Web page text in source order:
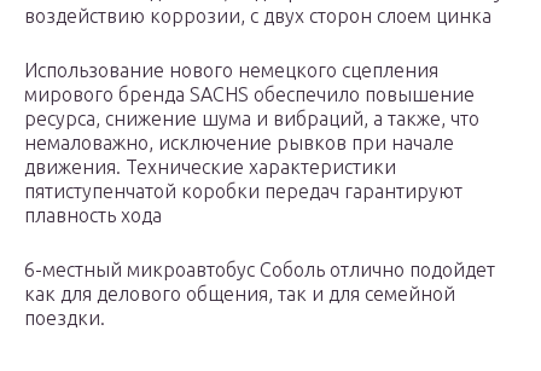
воздействию коррозии, с двух сторон слоем цинка
Использование нового немецкого сцепления
мирового бренда SACHS обеспечило повышение
ресурса, снижение шума и вибраций, а также, что
немаловажно, исключение рывков при начале
движения. Технические характеристики
пятиступенчатой коробки передач гарантируют
плавность хода
6-местный микроавтобус Соболь отлично подойдет
как для делового общения, так и для семейной
поездки.